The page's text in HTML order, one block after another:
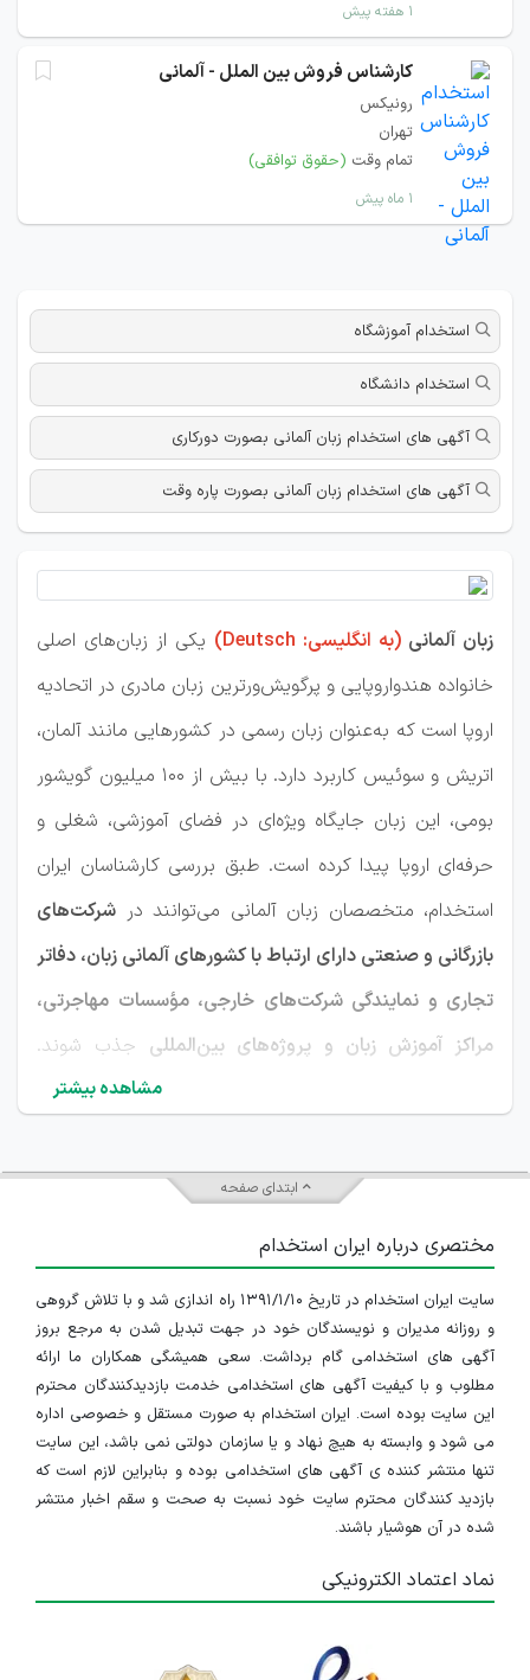
۱ هفته پیش
کارشناس فروش بین الملل - آلمانی
رونیکس
تهران
تمام وقت (حقوق توافقی)
۱ ماه پیش
استخدام آموزشگاه
استخدام دانشگاه
آگهی های استخدام زبان آلمانی بصورت دورکاری
آگهی های استخدام زبان آلمانی بصورت پاره وقت
زبان آلمانی (به انگلیسی: Deutsch)
یکی از زبان‌های اصلی
خانواده هندواروپایی و پرگویش‌ورترین زبان مادری در اتحادیه
اروپا است که به‌عنوان زبان رسمی در کشورهایی مانند آلمان،
اتریش و سوئیس کاربرد دارد. با بیش از ۱۰۰ میلیون گویشور
بومی، این زبان جایگاه ویژه‌ای در فضای آموزشی، شغلی و
حرفه‌ای اروپا پیدا کرده است. طبق بررسی کارشناسان ایران
استخدام، متخصصان زبان آلمانی می‌توانند در شرکت‌های
بازرگانی و صنعتی دارای ارتباط با کشورهای آلمانی‌ زبان، دفاتر
تجاری و نمایندگی شرکت‌های خارجی، مؤسسات مهاجرتی،
مراکز آموزش زبان و پروژه‌های بین‌المللی جذب شوند.
بررسی‌ها نشان می‌دهد نقش‌های مرتبط با زبان آلمانی
بازرگانیتعریف می‌شوند. در بازار کار ایران،مدرس زبان آلمانی
این زبان محسوب می‌شود. افزایش تقاضا برای مهاجرت
تحصیلی و کاری به کشورهای آلمانی‌ زبان باعث شده
آموزشگاه‌های زبان و مراکز آموزشی خصوصیبه‌صورت
مستمر به‌دنبال جذب مدرسان زبان آلمانی باشند. در سایر
موقعیت‌های شغلی، زبان آلمانی اغلب به‌عنوان یک مهارت
مکمل در کنار تخصص اصلی فرد مطرح است و نه هسته
اصلی شغل. مهارت‌های موردنیاز برای فعالیت شغلی در حوزه
زبان آلمانی بسته به عنوان شغلی و محل استخدام متفاوت
مشاهده بیشتر
ابتدای صفحه
مختصری درباره ایران استخدام
سایت ایران استخدام در تاریخ ۱۳۹۱/۱/۱۰ راه اندازی شد و با تلاش گروهی
و روزانه مدیران و نویسندگان خود در جهت تبدیل شدن به مرجع بروز
آگهی های استخدامی گام برداشت. سعی همیشگی همکاران ما ارائه
مطلوب و با کیفیت آگهی های استخدامی خدمت بازدیدکنندگان محترم
این سایت بوده است. ایران استخدام به صورت مستقل و خصوصی اداره
می شود و وابسته به هیچ نهاد و یا سازمان دولتی نمی باشد، این سایت
تنها منتشر کننده ی آگهی های استخدامی بوده و بنابراین لازم است که
بازدید کنندگان محترم سایت خود نسبت به صحت و سقم اخبار منتشر
شده در آن هوشیار باشند.
نماد اعتماد الکترونیکی